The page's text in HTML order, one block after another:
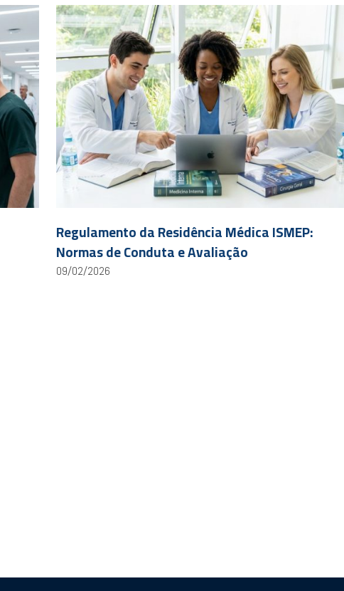
Regulamento da Residência Médica ISMEP:
Normas de Conduta e Avaliação
09/02/2026